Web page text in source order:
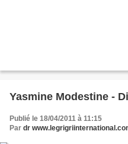
Yasmine Modestine -
Publié le 18/04/2011 à 11:15
Par dr